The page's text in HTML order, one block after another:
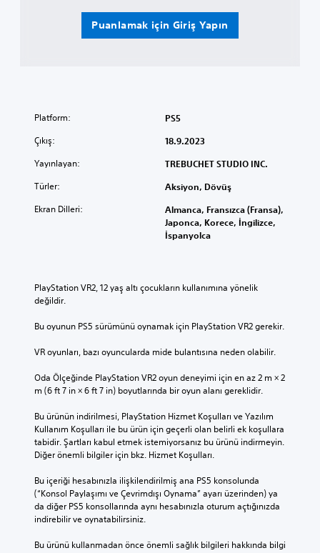
Puanlamak için Giriş Yapın
Platform: PS5
Çıkış: 18.9.2023
Yayınlayan: TREBUCHET STUDIO INC.
Türler: Aksiyon, Dövüş
Ekran Dilleri:
Almanca, Fransızca (Fransa),
Japonca, Korece, İngilizce,
İspanyolca
PlayStation VR2, 12 yaş altı çocukların kullanımına yönelik
değildir.
Bu oyunun PS5 sürümünü oynamak için PlayStation VR2 gerekir.
VR oyunları, bazı oyuncularda mide bulantısına neden olabilir.
Oda Ölçeğinde PlayStation VR2 oyun deneyimi için en az 2 m × 2
m (6 ft 7 in × 6 ft 7 in) boyutlarında bir oyun alanı gereklidir.
Bu ürünün indirilmesi, PlayStation Hizmet Koşulları ve Yazılım
Kullanım Koşulları ile bu ürün için geçerli olan belirli ek koşullara
tabidir. Şartları kabul etmek istemiyorsanız bu ürünü indirmeyin.
Diğer önemli bilgiler için bkz. Hizmet Koşulları.
Bu içeriği hesabınızla ilişkilendirilmiş ana PS5 konsolunda
(“Konsol Paylaşımı ve Çevrimdışı Oynama” ayarı üzerinden) ya
da diğer PS5 konsollarında aynı hesabınızla oturum açtığınızda
indirebilir ve oynatabilirsiniz.
Bu ürünü kullanmadan önce önemli sağlık bilgileri hakkında bilgi